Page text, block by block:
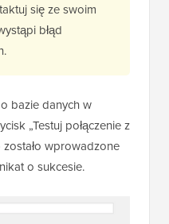
się ze swoim
błąd
bazie danych w
„Testuj połączenie z
wprowadzone
o sukcesie.